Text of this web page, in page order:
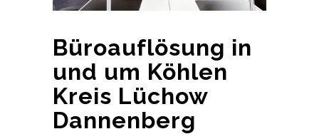
Büroauflösung in
und um Köhlen
Kreis Lüchow
Dannenberg